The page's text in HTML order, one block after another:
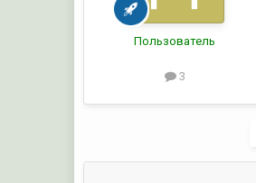
Пользователь
3